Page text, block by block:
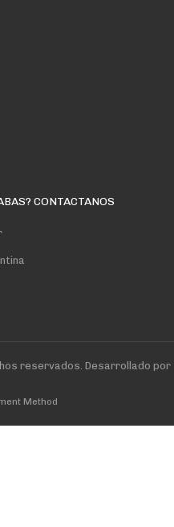
CONTACTANOS
reservados. Desarrollado por